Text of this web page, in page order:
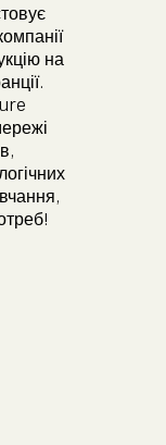
на